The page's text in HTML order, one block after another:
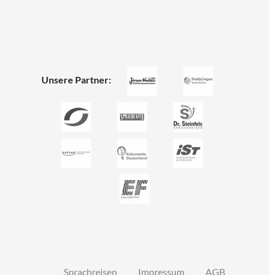
Unsere Partner:
Sprachreisen Impressum AGB